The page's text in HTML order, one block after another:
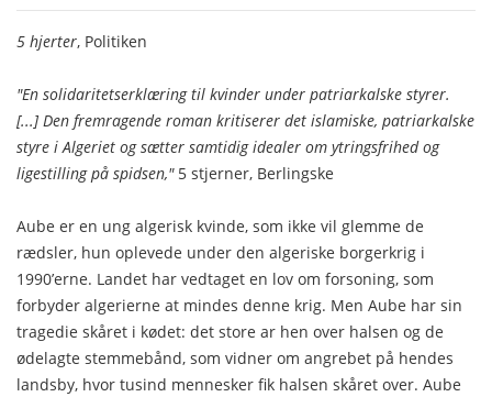
5 hjerter, Politiken
"En solidaritetserklæring til kvinder under patriarkalske styrer.
[...] Den fremragende roman kritiserer det islamiske, patriarkalske
styre i Algeriet og sætter samtidig idealer om ytringsfrihed og
ligestilling på spidsen,"5 stjerner, Berlingske
Aube er en ung algerisk kvinde, som ikke vil glemme de
rædsler, hun oplevede under den algeriske borgerkrig i
1990’erne. Landet har vedtaget en lov om forsoning, som
forbyder algerierne at mindes denne krig. Men Aube har sin
tragedie skåret i kødet: det store ar hen over halsen og de
ødelagte stemmebånd, som vidner om angrebet på hendes
landsby, hvor tusind mennesker fik halsen skåret over. Aube